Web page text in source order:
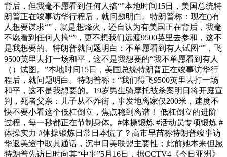
背后，但我毫不愿看到任何人搞“”本地时间15日，美国总统特
朗普正在竣事访华行程后，就问题明白。特朗普称：现在()有
人想要谋求“”，就是想烽火，还自认为有美国正在背后，我毫
不愿看到任何人搞“”，更不想我们远渡9500英里去参和，这不
是我想要的。特朗普就问题明白：不单愿看到有人试图“”，飞
9500英里去打一场和平，这不是我想要的“我不单愿看到有人
（）试图。”本地时间15日，美国总统特朗普正在竣事访华行
程后，就问题明白。特朗普称：“我们得飞9500英里去打一场
和平，这不是我想要的。19岁男生骑摩托被杀案明日将开庭宣
判，死者父亲：儿子从不炸街，事发地离家仅200米，速度不
快不要小看这个低杠倒立，焦点稳到离谱！ 低杠倒立的进阶
过程，每一秒都正在节制身体。#体操锻炼 #活动员专项锻炼 #
体操实力 #体操锻炼日常日本慌了？高市早苗称特朗普竣事访
华返美途中取其通话，沉申日美联盟主要性；此前她本来但愿
特朗普先访日时向其“中事”5月16日，据CCTV4《今日亚洲》